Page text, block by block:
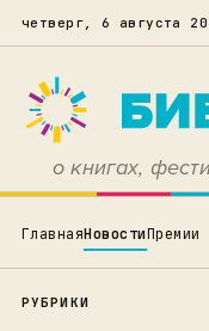
четверг, 6 августа
о книгах,
ГлавнаяНовостиПремии
РУБРИКИ